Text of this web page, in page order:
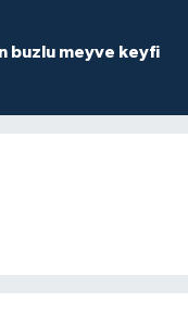
buzlu meyve keyfi